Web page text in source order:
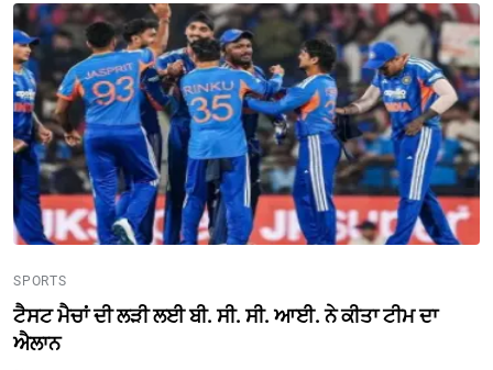
SPORTS
ਟੈਸਟ ਮੈਚਾਂ ਦੀ ਲੜੀ ਲਈ ਬੀ. ਸੀ. ਸੀ. ਆਈ. ਨੇ ਕੀਤਾ ਟੀਮ ਦਾ
ਐਲਾਨ